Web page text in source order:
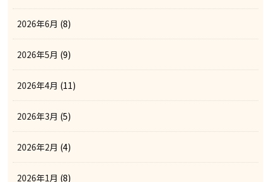
2026年6月 (8)
2026年5月 (9)
2026年4月 (11)
2026年3月 (5)
2026年2月 (4)
2026年1月 (8)